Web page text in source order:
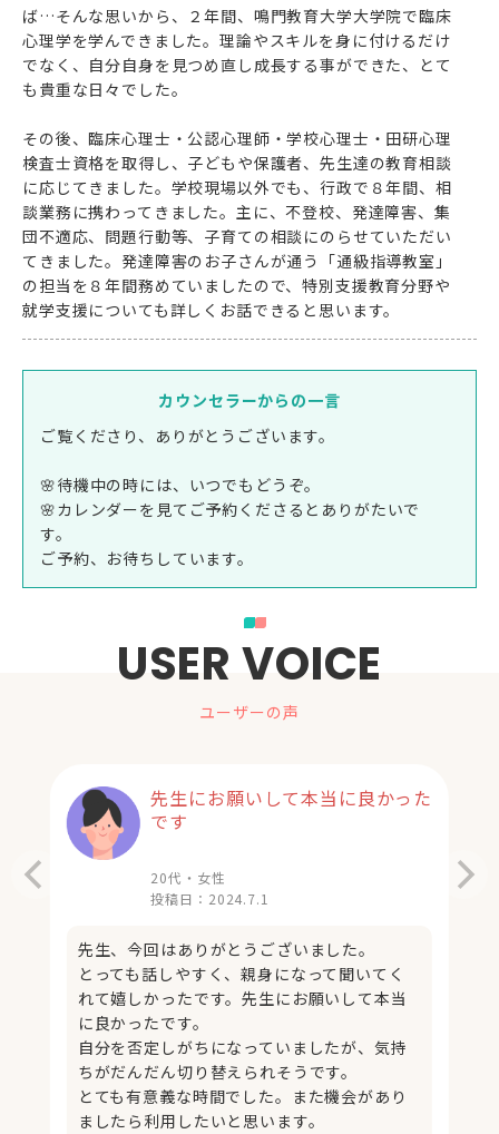
ば…そんな思いから、２年間、鳴門教育大学大学院で臨床
心理学を学んできました。理論やスキルを身に付けるだけ
でなく、自分自身を見つめ直し成長する事ができた、とて
も貴重な日々でした。
その後、臨床心理士・公認心理師・学校心理士・田研心理
検査士資格を取得し、子どもや保護者、先生達の教育相談
に応じてきました。学校現場以外でも、行政で８年間、相
談業務に携わってきました。主に、不登校、発達障害、集
団不適応、問題行動等、子育ての相談にのらせていただい
てきました。発達障害のお子さんが通う「通級指導教室」
の担当を８年間務めていましたので、特別支援教育分野や
就学支援についても詳しくお話できると思います。
カウンセラーからの一言
ご覧くださり、ありがとうございます。
🌸待機中の時には、いつでもどうぞ。
🌸カレンダーを見てご予約くださるとありがたいで
す。
ご予約、お待ちしています。
USER VOICE
ユーザーの声
先生にお願いして本当に良かった
です
20代・女性
投稿日： 2024.7.1
先生、今回はありがとうございました。
とっても話しやすく、親身になって聞いてく
れて嬉しかったです。先生にお願いして本当
に良かったです。
自分を否定しがちになっていましたが、気持
ちがだんだん切り替えられそうです。
とても有意義な時間でした。また機会があり
ましたら利用したいと思います。